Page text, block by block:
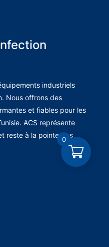
industriels
Nous offrons des
et fiables pour les
ACS représente
reste à la pointe des
0